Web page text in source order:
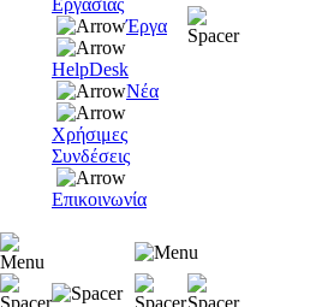
Εργασίας
Έργα
HelpDesk
Νέα
Χρήσιμες
Συνδέσεις
Επικοινωνία